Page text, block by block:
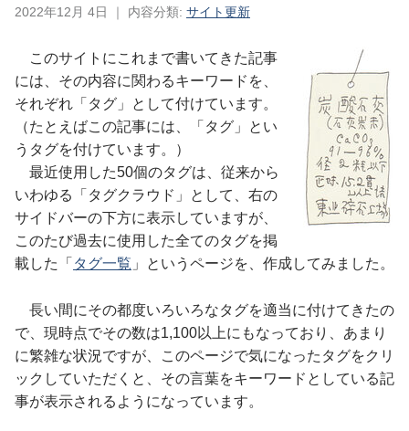
2022年12月 4日 ｜ 内容分類: サイト更新
このサイトにこれまで書いてきた記事
には、その内容に関わるキーワードを、
それぞれ「タグ」として付けています。
（たとえばこの記事には、「タグ」とい
うタグを付けています。）
最近使用した50個のタグは、従来から
いわゆる「タグクラウド」として、右の
サイドバーの下方に表示していますが、
このたび過去に使用した全てのタグを掲
載した「 タグ一覧 」というページを、作成してみました。
長い間にその都度いろいろなタグを適当に付けてきたの
で、現時点でその数は1,100以上にもなっており、あまり
に繁雑な状況ですが、このページで気になったタグをクリ
ックしていただくと、その言葉をキーワードとしている記
事が表示されるようになっています。